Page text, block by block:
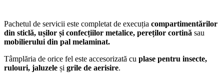
Pachetul de servicii este completat de execuția compartimentărilor
din sticlă, ușilor și confecțiilor metalice, pereților cortină sau
mobilierului din pal melaminat.
Tâmplăria de orice fel este accesorizată cu plase pentru insecte,
rulouri, jaluzele și grile de aerisire.